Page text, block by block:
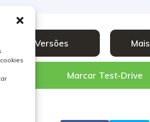
Ver Versões
Marcar Test-Drive